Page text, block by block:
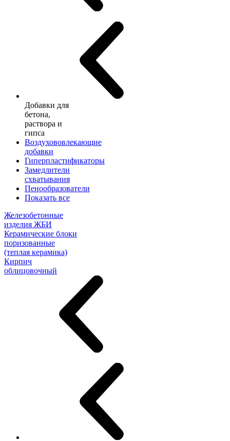
Добавки для
бетона,
раствора и
гипса
Воздухововлекающие
добавки
Гиперпластификаторы
Замедлители
схватывания
Пенообразователи
Показать все
Железобетонные
изделия ЖБИ
Керамические блоки
поризованные
(теплая керамика)
Кирпич
облицовочный